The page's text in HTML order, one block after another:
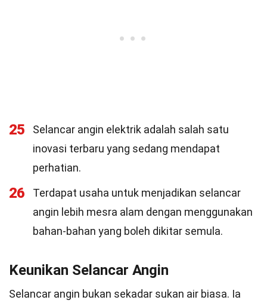
25
Selancar angin elektrik adalah salah satu
inovasi terbaru yang sedang mendapat
perhatian.
26
Terdapat usaha untuk menjadikan selancar
angin lebih mesra alam dengan menggunakan
bahan-bahan yang boleh dikitar semula.
Keunikan Selancar Angin
Selancar angin bukan sekadar sukan air biasa. Ia